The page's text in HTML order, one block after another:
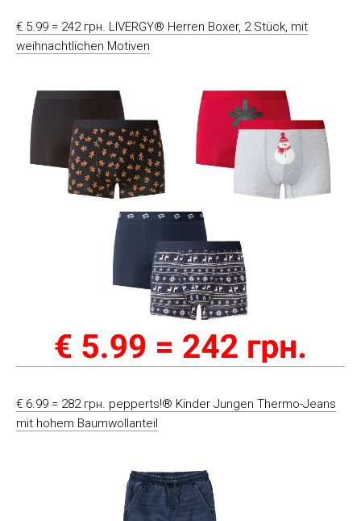
€ 5.99 = 242 грн. LIVERGY® Herren Boxer, 2 Stück, mit
weihnachtlichen Motiven
€ 6.99 = 282 грн. pepperts!® Kinder Jungen Thermo-Jeans
mit hohem Baumwollanteil